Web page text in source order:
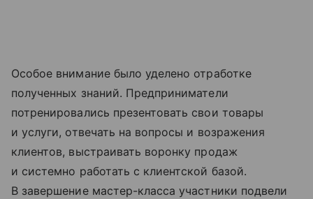
Особое внимание было уделено отработке
полученных знаний. Предприниматели
потренировались презентовать свои товары
и услуги, отвечать на вопросы и возражения
клиентов, выстраивать воронку продаж
и системно работать с клиентской базой.
В завершение мастер-класса участники подвели